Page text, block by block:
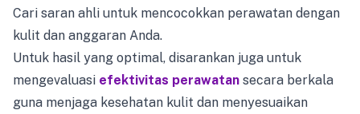
Cari saran ahli untuk mencocokkan perawatan dengan
kulit dan anggaran Anda.
Untuk hasil yang optimal, disarankan juga untuk
mengevaluasi efektivitas perawatan secara berkala
guna menjaga kesehatan kulit dan menyesuaikan